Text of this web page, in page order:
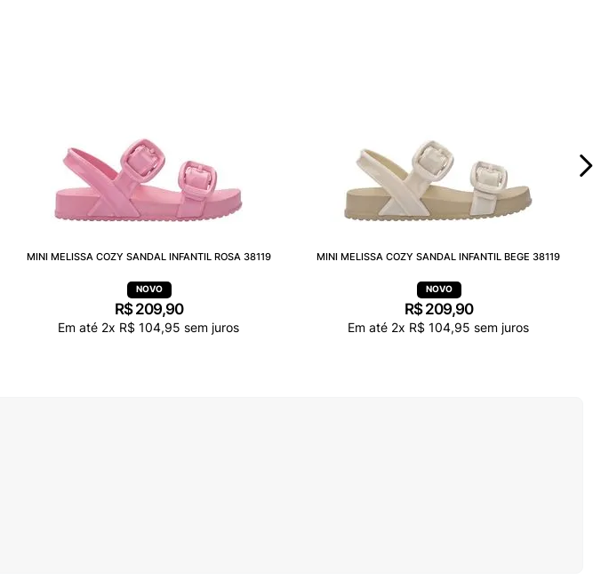
MINI MELISSA COZY SANDAL INFANTIL ROSA 38119
R$ 209,90
Em até 2x R$ 104,95 sem juros
MINI MELISSA COZY SANDAL INFANTIL BEGE 38119
R$ 209,90
Em até 2x R$ 104,95 sem juros